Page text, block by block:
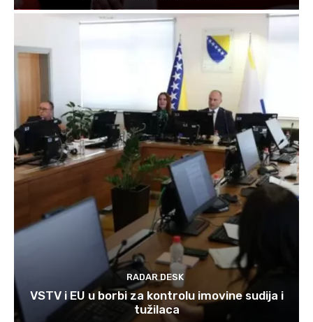
RADAR DESK
VSTV i EU u borbi za kontrolu imovine sudija i
tužilaca